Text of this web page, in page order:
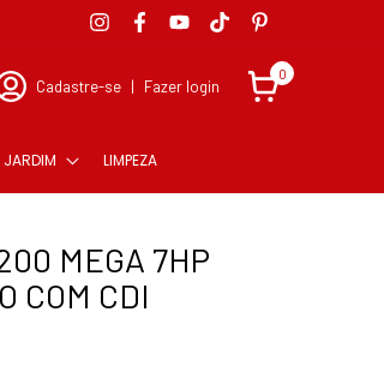
Cadastre-se | Fazer login
0
LIMPEZA
MEGA 7HP
COM CDI